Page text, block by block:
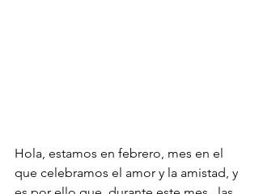
Hola, estamos en febrero, mes en el
que celebramos el amor y la amistad, y